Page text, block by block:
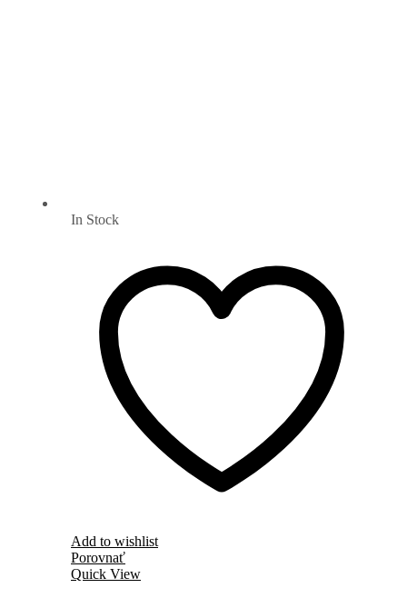
In Stock
Add to wishlist
Porovnať
Quick View